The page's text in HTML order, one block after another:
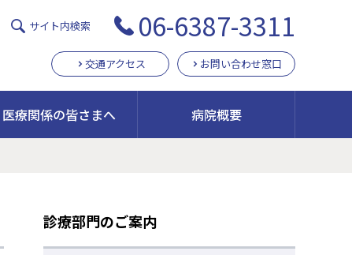
サイト内検索 06-6387-3311
交通アクセス お問い合わせ窓口
医療関係の皆さまへ 病院概要
診療部門のご案内